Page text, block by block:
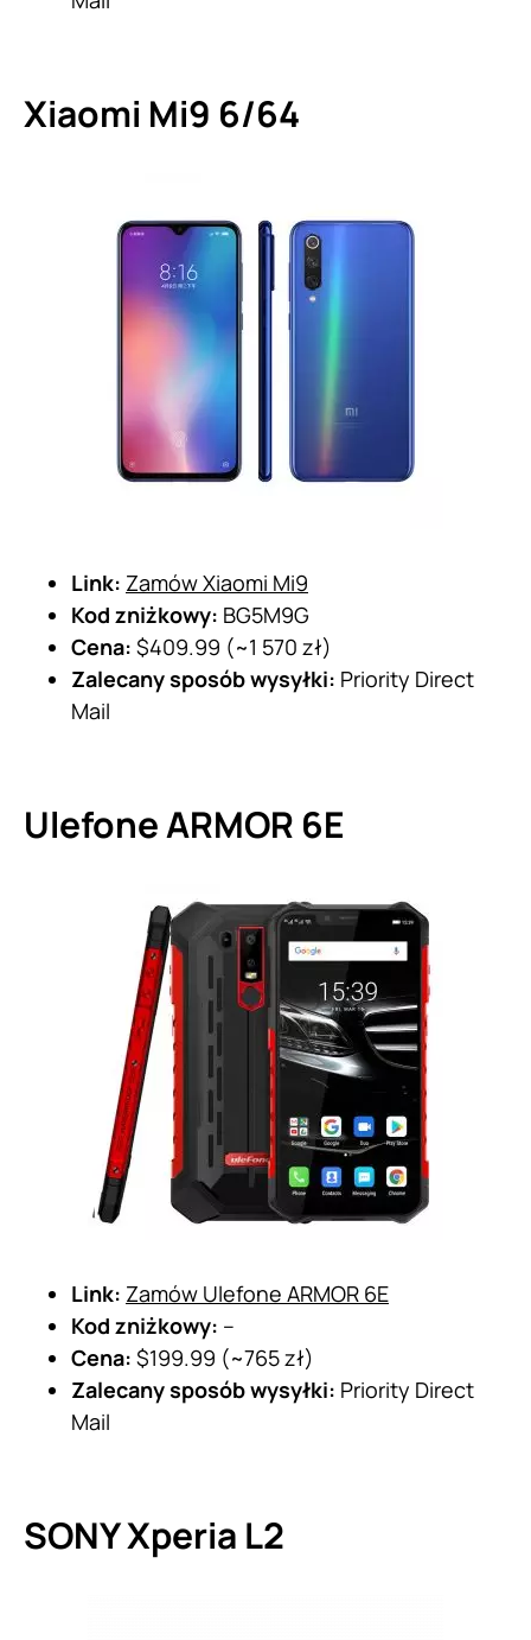
Xiaomi Mi9 6/64
Link: Zamów Xiaomi Mi9
Kod zniżkowy: BG5M9G
Cena: $409.99 (~1 570 zł)
Zalecany sposób wysyłki: Priority Direct
Mail
Ulefone ARMOR 6E
Link: Zamów Ulefone ARMOR 6E
Kod zniżkowy: –
Cena: $199.99 (~765 zł)
Zalecany sposób wysyłki: Priority Direct
Mail
SONY Xperia L2